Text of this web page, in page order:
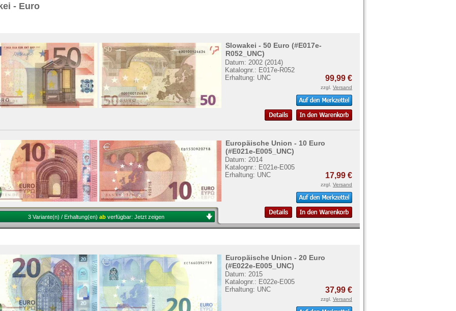
- Euro
Slowakei - 50 Euro (#E017e-
R052_UNC)
Datum: 2002 (2014)
Katalognr.: E017e-R052
Erhaltung: UNC
99,99 €
zzgl. Versand
Europäische Union - 10 Euro
(#E021e-E005_UNC)
Datum: 2014
Katalognr.: E021e-E005
Erhaltung: UNC
17,99 €
zzgl. Versand
3 Variante(n) / Erhaltung(en) ab verfügbar: Jetzt zeigen
Europäische Union - 20 Euro
(#E022e-E005_UNC)
Datum: 2015
Katalognr.: E022e-E005
Erhaltung: UNC
37,99 €
zzgl. Versand